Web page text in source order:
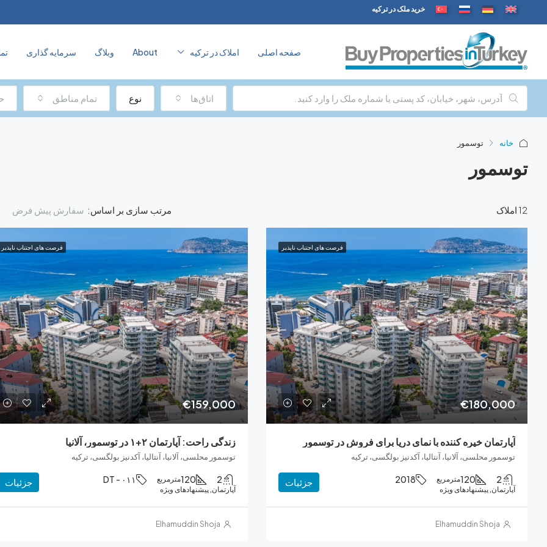
خرید ملک در ترکیه
صفحه اصلی املاک در ترکیه About وبلاگ سرمایه‌ گذاری
اتاق‌ها نوع تمام مناطق
خانه توسمور
توسمور
12 املاک مرتب سازی بر اساس: سفارش پیش فرض
فرصت های اجتناب ناپذیر
€180,000
آپارتمان خیره کننده با نمای دریا برای فروش در توسمور
توسمور محلسی، آلانیا، آنتالیا، آکدنیز بولگسی، ترکیه
2
120مترمربع 2018
آپارتمان, پیشنهادهای ویژه
جزئیات
Elhamuddin Shoja
فرصت های اجتناب ناپذیر
€159,000
زندگی راحت: آپارتمان ۲+۱ در توسمور، آلانیا
توسمور محلسی، آلانیا، آنتالیا، آکدنیز بولگسی، ترکیه
2
120مترمربع DT - ۰۱۱
آپارتمان, پیشنهادهای ویژه
جزئیات
Elhamuddin Shoja
برجسته
قیمت را بپرسید